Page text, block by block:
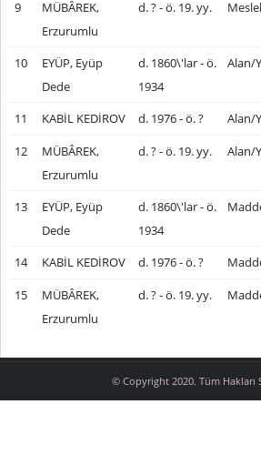
9
MÜBÂREK,
Erzurumlu
d. ? - ö. 19. yy.
10
EYÜP, Eyüp
Dede
d. 1860\'lar - ö.
1934
Alan/
11 KABİL KEDİROV d. 1976 - ö. ? Alan/
12
MÜBÂREK,
Erzurumlu
d. ? - ö. 19. yy. Alan/
13
EYÜP, Eyüp
Dede
d. 1860\'lar - ö.
1934
14 KABİL KEDİROV d. 1976 - ö. ?
15
MÜBÂREK,
Erzurumlu
d. ? - ö. 19. yy.
© Copyright 2020. Tüm Hakları